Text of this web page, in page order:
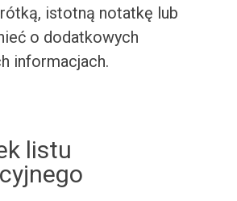
istotną notatkę lub
o dodatkowych
informacjach.
listu